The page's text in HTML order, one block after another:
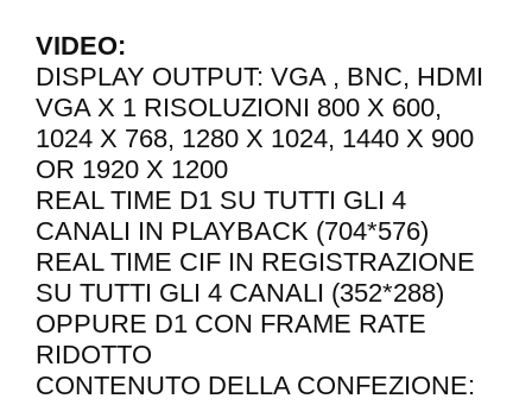
VIDEO:
DISPLAY OUTPUT: VGA , BNC, HDMI
VGA X 1 RISOLUZIONI 800 X 600,
1024 X 768, 1280 X 1024, 1440 X 900
OR 1920 X 1200
REAL TIME D1 SU TUTTI GLI 4
CANALI IN PLAYBACK (704*576)
REAL TIME CIF IN REGISTRAZIONE
SU TUTTI GLI 4 CANALI (352*288)
OPPURE D1 CON FRAME RATE
RIDOTTO
CONTENUTO DELLA CONFEZIONE: